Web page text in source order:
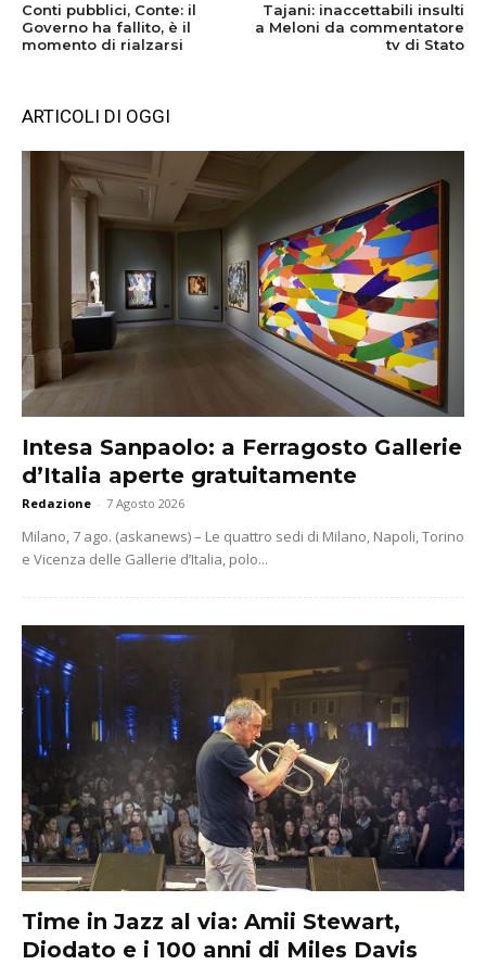
Conti pubblici, Conte: il
Governo ha fallito, è il
momento di rialzarsi
Tajani: inaccettabili insulti
a Meloni da commentatore
tv di Stato
ARTICOLI DI OGGI
Intesa Sanpaolo: a Ferragosto Gallerie
d’Italia aperte gratuitamente
Redazione - 7 Agosto 2026
Milano, 7 ago. (askanews) – Le quattro sedi di Milano, Napoli, Torino
e Vicenza delle Gallerie d’Italia, polo...
Time in Jazz al via: Amii Stewart,
Diodato e i 100 anni di Miles Davis